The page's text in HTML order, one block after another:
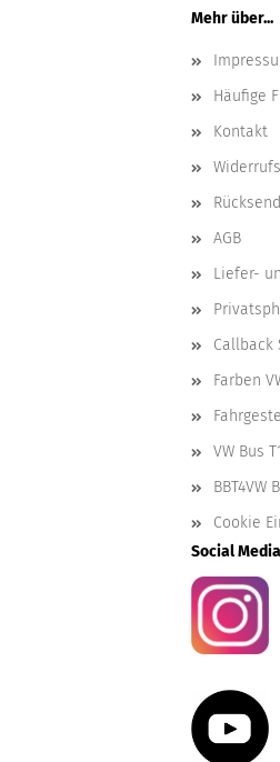
Mehr über...
Häufige
Kontakt
AGB
Liefer-
Callback
Farben
VW Bus
BBT4VW
Cookie
Social Media